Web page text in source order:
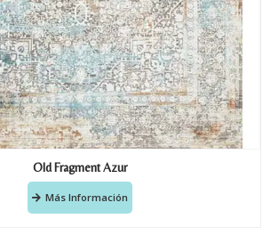
Old Fragment Azur
Más Información